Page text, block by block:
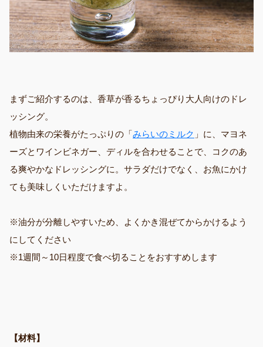
まずご紹介するのは、香草が香るちょっぴり大人向けのドレ
ッシング。
植物由来の栄養がたっぷりの「みらいのミルク 」に、マヨネ
ーズとワインビネガー、ディルを合わせることで、コクのあ
る爽やかなドレッシングに。サラダだけでなく、お魚にかけ
ても美味しくいただけますよ。
※油分が分離しやすいため、よくかき混ぜてからかけるよう
にしてください
※1週間～10日程度で食べ切ることをおすすめします
【材料】